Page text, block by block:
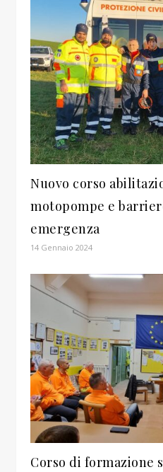
Nuovo corso
motopompe e
emergenza
14 Gennaio 2024
Corso di formazione